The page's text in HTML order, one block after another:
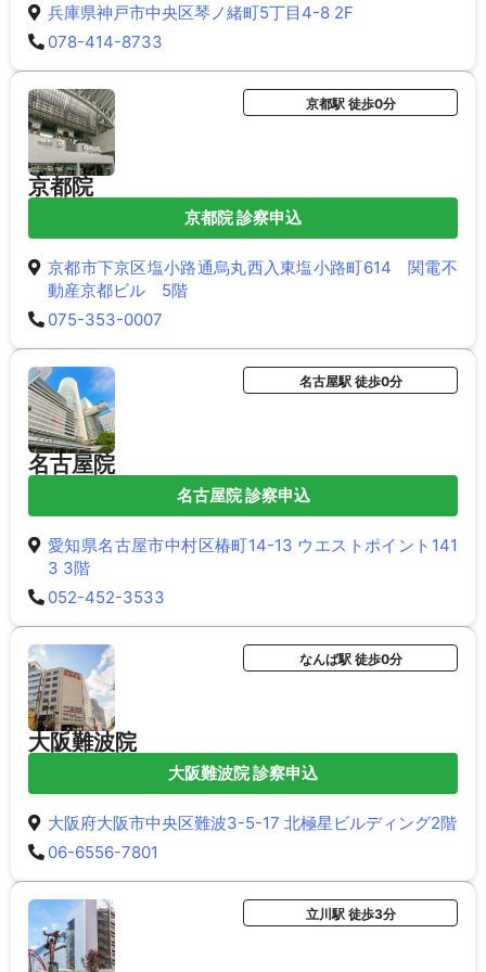
兵庫県神戸市中央区琴ノ緒町5丁目4-8 2F
078-414-8733
京都院
京都駅 徒歩0分
京都院 診察申込
京都市下京区塩小路通烏丸西入東塩小路町614 関電不
動産京都ビル 5階
075-353-0007
名古屋院
名古屋駅 徒歩0分
名古屋院 診察申込
愛知県名古屋市中村区椿町14-13 ウエストポイント141
3 3階
052-452-3533
大阪難波院
なんば駅 徒歩0分
大阪難波院 診察申込
大阪府大阪市中央区難波3-5-17 北極星ビルディング2階
06-6556-7801
立川駅 徒歩3分